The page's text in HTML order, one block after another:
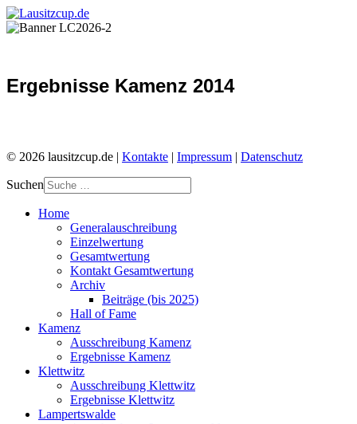
Ergebnisse Kamenz 2014
© 2026 lausitzcup.de | Kontakte | Impressum | Datenschutz
Suchen
Home
Generalauschreibung
Einzelwertung
Gesamtwertung
Kontakt Gesamtwertung
Archiv
Beiträge (bis 2025)
Hall of Fame
Kamenz
Ausschreibung Kamenz
Ergebnisse Kamenz
Klettwitz
Ausschreibung Klettwitz
Ergebnisse Klettwitz
Lampertswalde